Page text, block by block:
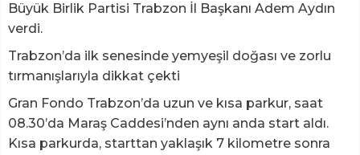
Büyük Birlik Partisi Trabzon İl Başkanı Adem Aydın
verdi.
Trabzon’da ilk senesinde yemyeşil doğası ve zorlu
tırmanışlarıyla dikkat çekti
Gran Fondo Trabzon’da uzun ve kısa parkur, saat
08.30’da Maraş Caddesi’nden aynı anda start aldı.
Kısa parkurda, starttan yaklaşık 7 kilometre sonra